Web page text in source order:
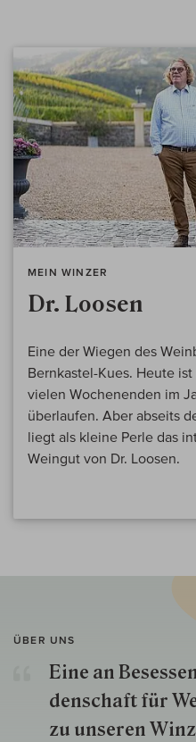
MEIN WINZER
Dr. Loosen
Eine der Wiegen des
Bernkastel-Kues. Heute
vielen Wochenenden im
überlaufen. Aber abseits
liegt als kleine Perle das
Weingut von Dr. Loosen.
ÜBER UNS
Eine an
den­schaft für
zu unseren